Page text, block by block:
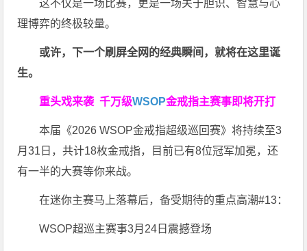
这不仅是一场比赛，更是一场关于胆识、智慧与心
理博弈的终极较量。
或许，下一个刷屏全网的经典瞬间，就将在这里诞
生。
重头戏来袭千万级WSOP金戒指主赛事即将开打
本届《2026 WSOP金戒指超级巡回赛》将持续至3
月31日，共计18枚金戒指，目前已有8位冠军加冕，还
有一半的大赛等你来战。
在迷你主赛马上落幕后，备受期待的重点高潮#13：
WSOP超巡主赛事3月24日震撼登场